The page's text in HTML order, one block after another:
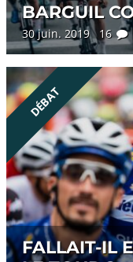
BARGUIL
30 juin. 2019 16
DÉBAT
FALLAIT-IL